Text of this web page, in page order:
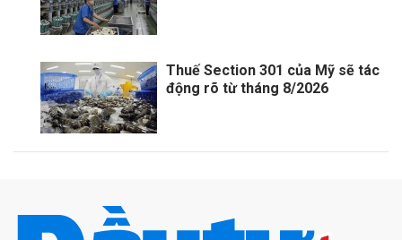
Thuế Section 301 của Mỹ sẽ tác
động rõ từ tháng 8/2026